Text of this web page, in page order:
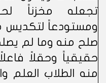
تجعله مخزناً
ومستودعاً لتكديس
صلح منه وما لم
حقيقياً وحقلاً
منه الطلاب العلم